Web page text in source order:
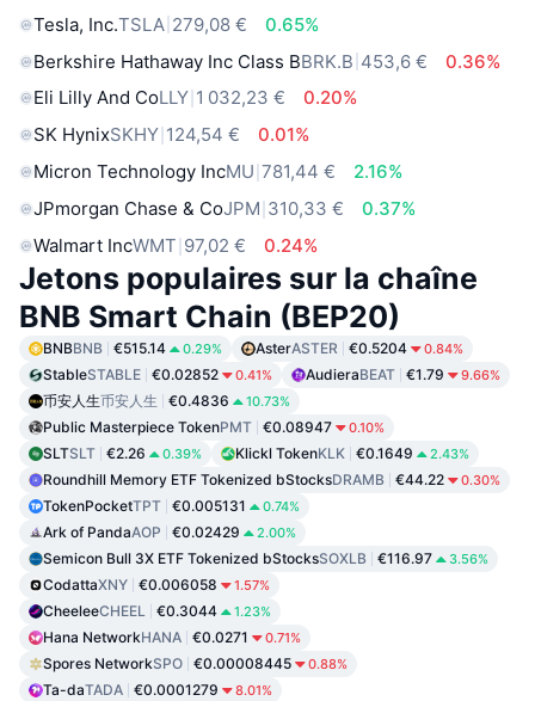
Tesla, Inc.TSLA 279,08 €
0.65%
Berkshire Hathaway Inc Class BBRK.B 453,6 €
0.36%
Eli Lilly And CoLLY 1 032,23 €
0.20%
SK HynixSKHY 124,54 €
0.01%
Micron Technology IncMU 781,44 €
2.16%
JPmorgan Chase & CoJPM 310,33 €
0.37%
Walmart IncWMT 97,02 € 0.24%
Jetons populaires sur la chaîne
BNB Smart Chain (BEP20)
BNBBNB €515.14 0.29% AsterASTER €0.5204 0.84%
StableSTABLE €0.02852 0.41% AudieraBEAT €1.79 9.66%
币安人生币安人生 €0.4836 10.73%
Public Masterpiece TokenPMT €0.08947 0.10%
SLTSLT €2.26 0.39% Klickl TokenKLK €0.1649 2.43%
Roundhill Memory ETF Tokenized bStocksDRAMB €44.22 0.30%
TokenPocketTPT €0.005131 0.74%
Ark of PandaAOP €0.02429 2.00%
Semicon Bull 3X ETF Tokenized bStocksSOXLB €116.97 3.56%
CodattaXNY €0.006058 1.57%
CheeleeCHEEL €0.3044 1.23%
Hana NetworkHANA €0.0271 0.71%
Spores NetworkSPO €0.00008445 0.88%
Ta-daTADA €0.0001279 8.01%